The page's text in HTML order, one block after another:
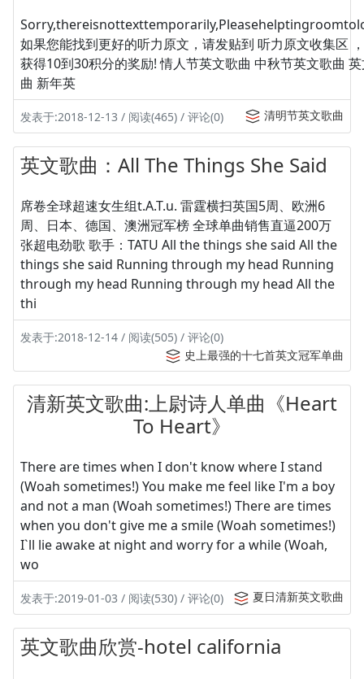
如果您能找到更好的听力原文，请发贴到 听力原文收集区
获得10到30积分的奖励! 情人节英文歌曲 中秋节英文歌曲
曲 新年英
发表于:2018-12-13 / 阅读(465) / 评论(0) 清明节英文歌曲
英文歌曲：All The Things She Said
席卷全球超速女生组t.A.T.u. 雷霆横扫英国5周、欧洲6
周、日本、德国、澳洲冠军榜 全球单曲销售直逼200万
张超电劲歌 歌手：TATU All the things she said All the
things she said Running through my head Running
through my head Running through my head All the
thi
发表于:2018-12-14 / 阅读(505) / 评论(0)
史上最强的十七首英文冠军单曲
清新英文歌曲:上尉诗人单曲《Heart
To Heart》
There are times when I don't know where I stand
(Woah sometimes!) You make me feel like I'm a boy
and not a man (Woah sometimes!) There are times
when you don't give me a smile (Woah sometimes!)
I`ll lie awake at night and worry for a while (Woah,
wo
发表于:2019-01-03 / 阅读(530) / 评论(0) 夏日清新英文歌曲
英文歌曲欣赏-hotel california